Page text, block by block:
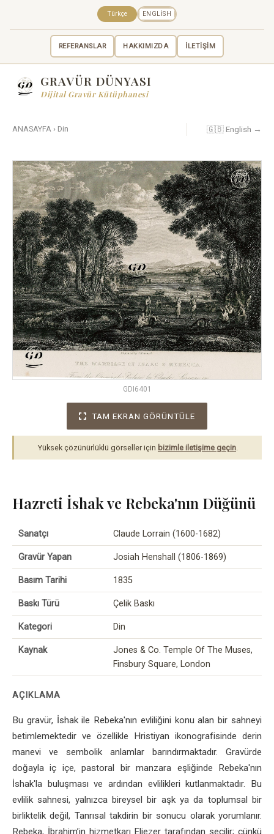
REFERANSLAR HAKKIMIZDA İLETİŞİM
Türkçe ENGLISH
GRAVÜR DÜNYASI
Dijital Gravür Kütüphanesi
ANASAYFA › Din 🇬🇧 English →
GDI6401
TAM EKRAN GÖRÜNTÜLE
Yüksek çözünürlüklü görseller için bizimle iletişime geçin.
Hazreti İshak ve Rebeka'nın Düğünü
Sanatçı Claude Lorrain (1600-1682)
Gravür Yapan Josiah Henshall (1806-1869)
Basım Tarihi 1835
Baskı Türü Çelik Baskı
Kategori Din
Kaynak
Jones & Co. Temple Of The Muses,
Finsbury Square, London
AÇIKLAMA
Bu gravür, İshak ile Rebeka'nın evliliğini konu alan bir sahneyi
betimlemektedir ve özellikle Hristiyan ikonografisinde derin
manevi ve sembolik anlamlar barındırmaktadır. Gravürde
doğayla iç içe, pastoral bir manzara eşliğinde Rebeka'nın
İshak'la buluşması ve ardından evlilikleri kutlanmaktadır. Bu
evlilik sahnesi, yalnızca bireysel bir aşk ya da toplumsal bir
birliktelik değil, Tanrısal takdirin bir sonucu olarak yorumlanır.
Rebeka, İbrahim’in hizmetkarı Eliezer tarafından seçilir; çünkü